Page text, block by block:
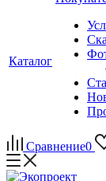
Каталог
Сравнение0